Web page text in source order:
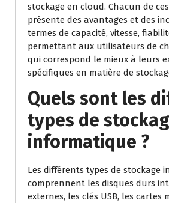
stockage en cloud. Chacun de
présente des avantages et des
termes de capacité, vitesse,
permettant aux utilisateurs de
qui correspond le mieux à leurs
spécifiques en matière de
Quels sont les
types de
informatique ?
Les différents types de stockage
comprennent les disques durs
externes, les clés USB, les cartes